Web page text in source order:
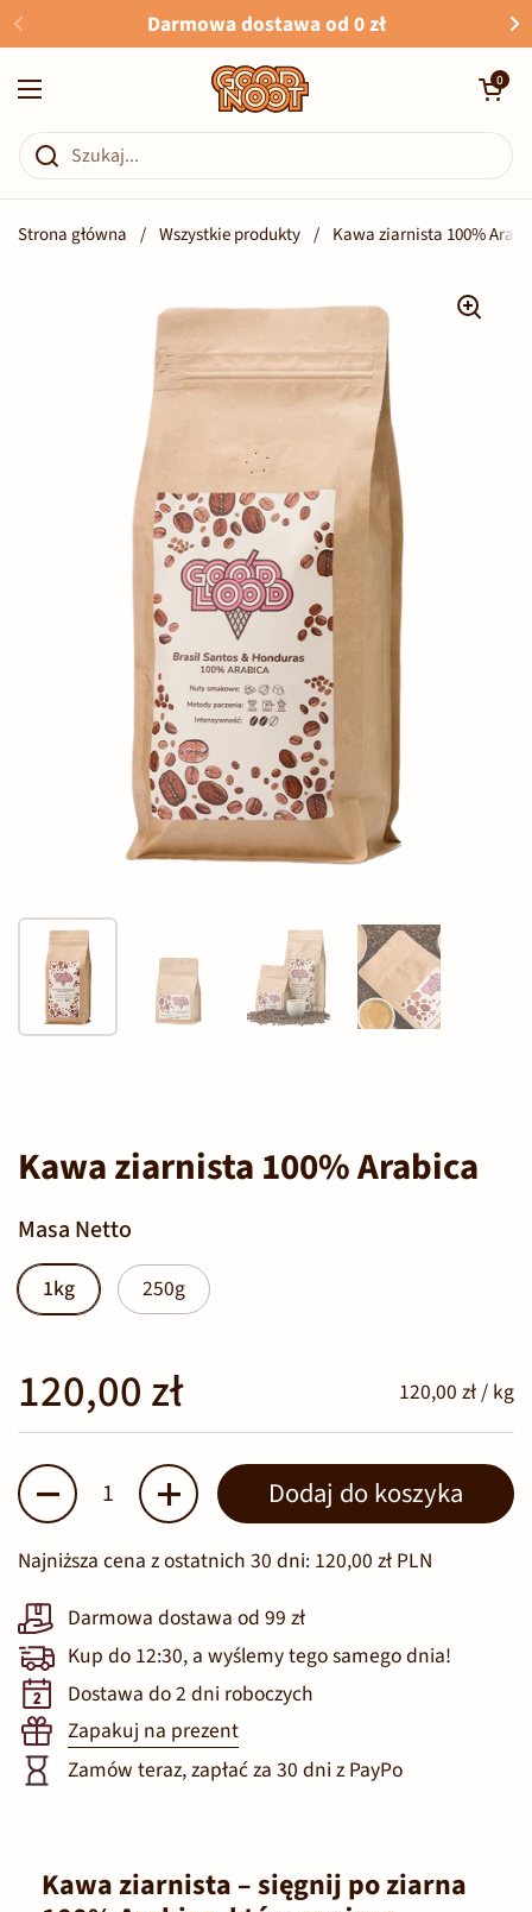
Przejdź do zawartościDarmowa dostawa od 0 zł
Otwórz menu
Otwórz
0
Strona główna / Wszystkie produkty / Kawa ziarnista 100%
Kawa ziarnista 100% Arabica
Masa Netto
1kg 250g
120,00 zł 120,00 zł / kg
Ilość Dodaj do koszyka
Najniższa cena z ostatnich 30 dni: 120,00 zł PLN
Darmowa dostawa od 99 zł
Kup do 12:30, a wyślemy tego samego dnia!
Dostawa do 2 dni roboczych
Zapakuj na prezent
Zamów teraz, zapłać za 30 dni z PayPo
Kawa ziarnista – sięgnij po ziarna